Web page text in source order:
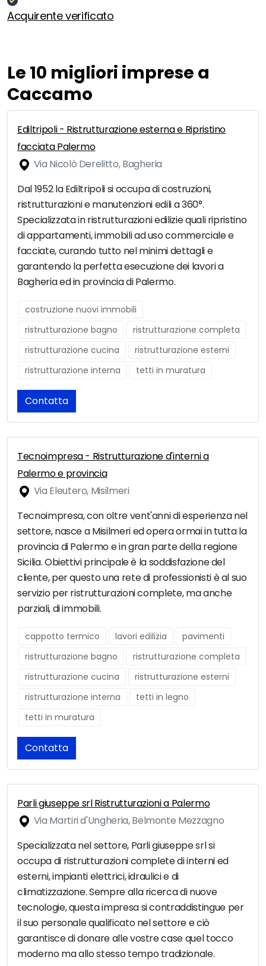
Acquirente verificato
Le 10 migliori imprese a
Caccamo
Ediltripoli - Ristrutturazione esterna e Ripristino
facciata Palermo
Via Nicolò Derelitto, Bagheria
Dal 1952 la Ediltripoli si occupa di costruzioni,
ristrutturazioni e manutenzioni edili a 360°.
Specializzata in ristrutturazioni edilizie quali ripristino
di appartamenti, immobili ad uso commerciale e
facciate, curando tutto nel minimi dettagli e
garantendo la perfetta esecuzione dei lavori a
Bagheria ed in provincia di Palermo.
costruzione nuovi immobili
ristrutturazione bagno
ristrutturazione completa
ristrutturazione cucina
ristrutturazione esterni
ristrutturazione interna
tetti in muratura
Contatta
Tecnoimpresa - Ristrutturazione d'interni a
Palermo e provincia
Via Eleutero, Misilmeri
Tecnoimpresa, con oltre vent'anni di esperienza nel
settore, nasce a Misilmeri ed opera ormai in tutta la
provincia di Palermo e in gran parte della regione
Sicilia. Obiettivi principale è la soddisfazione del
cliente, per questo una rete di professionisti è al suo
servizio per ristrutturazioni complete, ma anche
parziali, di immobili.
cappotto termico lavori edilizia
pavimenti
ristrutturazione bagno
ristrutturazione completa
ristrutturazione cucina
ristrutturazione esterni
ristrutturazione interna
tetti in legno
tetti in muratura
Contatta
Parli giuseppe srl Ristrutturazioni a Palermo
Via Martiri d'Ungheria, Belmonte Mezzagno
Specializzata nel settore, Parli giuseppe srl si
occupa di ristrutturazioni complete di interni ed
esterni, impianti elettrici, idraulici e di
climatizzazione. Sempre alla ricerca di nuove
tecnologie, questa impresa si contraddistingue per
il suo personale qualificato nel settore e ciò
garantisce di donare alle vostre case quel tocco
moderno ma allo stesso tempo tradizionale.